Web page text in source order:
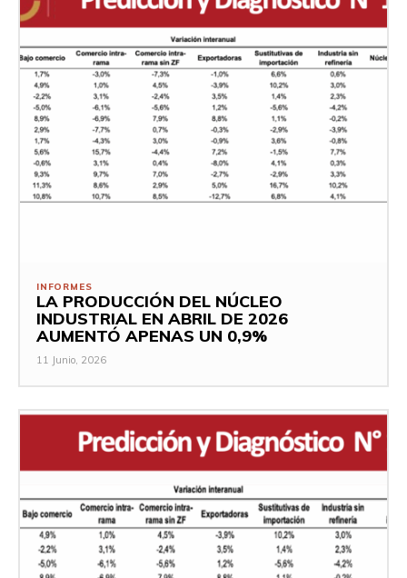
INFORMES
LA PRODUCCIÓN DEL NÚCLEO
INDUSTRIAL EN ABRIL DE 2026
AUMENTÓ APENAS UN 0,9%
11 Junio, 2026